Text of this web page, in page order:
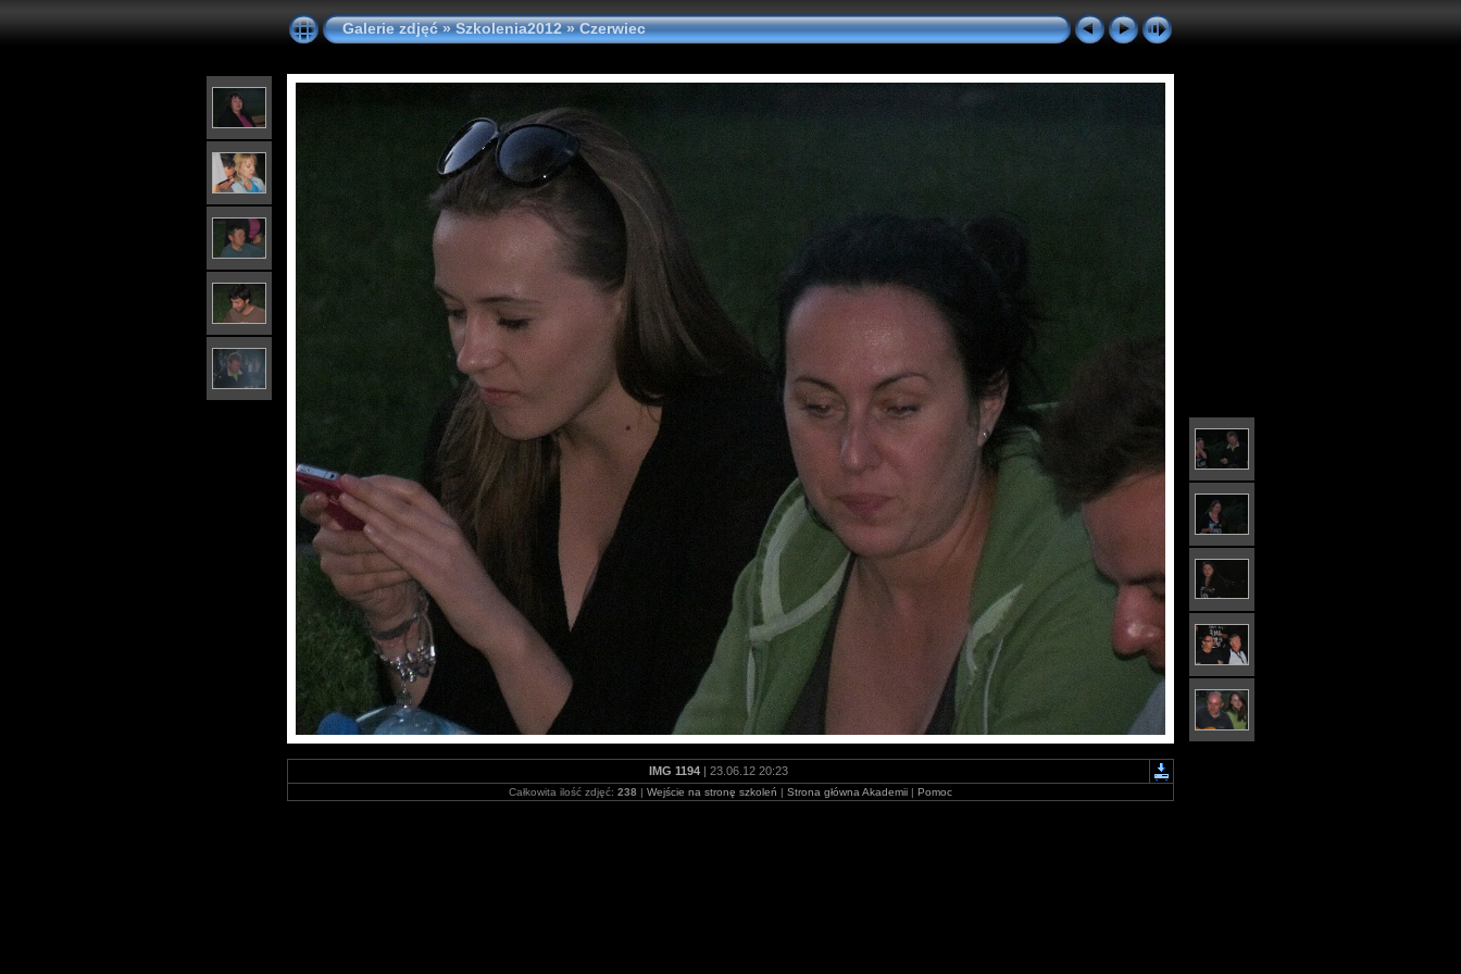
Galerie zdjęć»Szkolenia2012»Czerwiec
IMG 1194 | 23.06.12 20:23
Całkowita ilość zdjęć: 238 | Wejście na stronę szkoleń | Strona główna Akademii | Pomoc